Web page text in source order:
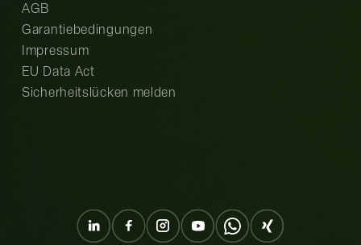
AGB
Garantiebedingungen
Impressum
EU Data Act
Sicherheitslücken melden